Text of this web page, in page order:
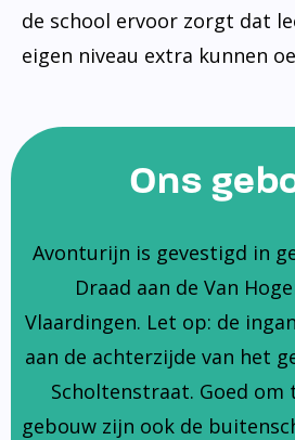
de school ervoor zorgt dat
eigen niveau extra kunnen
Ons
Avonturijn is gevestigd in
Draad aan de Van
Vlaardingen. Let op: de
aan de achterzijde van het
Scholtenstraat. Goed om
gebouw zijn ook de